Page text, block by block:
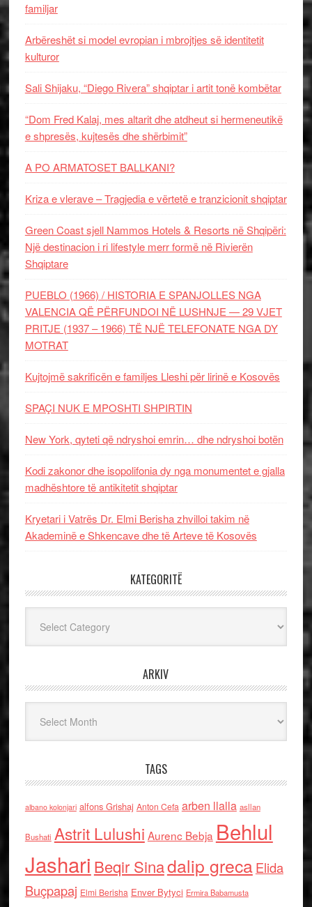
familjar
Arbëreshët si model evropian i mbrojtjes së identitetit
kulturor
Sali Shijaku, “Diego Rivera” shqiptar i artit tonë kombëtar
“Dom Fred Kalaj, mes altarit dhe atdheut si hermeneutikë
e shpresës, kujtesës dhe shërbimit”
A PO ARMATOSET BALLKANI?
Kriza e vlerave – Tragjedia e vërtetë e tranzicionit shqiptar
Green Coast sjell Nammos Hotels & Resorts në Shqipëri:
Një destinacion i ri lifestyle merr formë në Rivierën
Shqiptare
PUEBLO (1966) / HISTORIA E SPANJOLLES NGA
VALENCIA QË PËRFUNDOI NË LUSHNJE — 29 VJET
PRITJE (1937 – 1966) TË NJË TELEFONATE NGA DY
MOTRAT
Kujtojmë sakrificën e familjes Lleshi për lirinë e Kosovës
SPAÇI NUK E MPOSHTI SHPIRTIN
New York, qyteti që ndryshoi emrin… dhe ndryshoi botën
Kodi zakonor dhe isopolifonia dy nga monumentet e gjalla
madhështore të antikitetit shqiptar
Kryetari i Vatrës Dr. Elmi Berisha zhvilloi takim në
Akademinë e Shkencave dhe të Arteve të Kosovës
KATEGORITË
ARKIV
TAGS
albano kolonjari alfons Grishaj Anton Cefa arben llalla asllan
Bushati Astrit Lulushi Aurenc Bebja Behlul
Jashari Beqir Sinadalip grecaElida
Buçpapaj Elmi Berisha Enver Bytyci Ermira Babamusta